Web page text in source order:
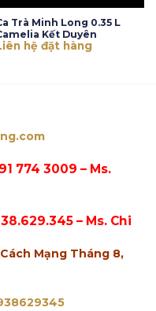
Trà Minh Long 0.35 L
Kết Duyên
hệ đặt hàng
774 3009 – Ms.
– Ms. Chi
Mạng Tháng 8,